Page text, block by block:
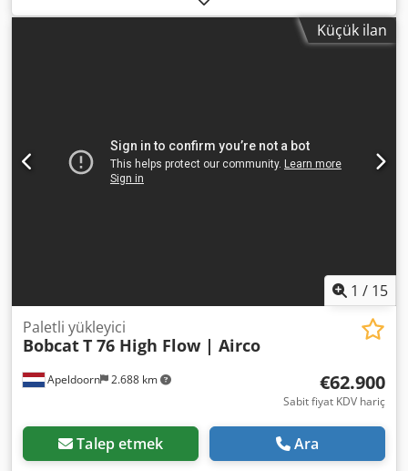
2008, çalışma saatleri:4.871 h, Donanım:kabin, palet
, BOBCAT T2250 Teleskopik Yükleyici Üretim Yılı:
hidrolik devre - Dört çeker - 3 farklı direksiyon modu -
Joystick ile kontrol - Geri görüş kamerası - Isıtma sistemi
olan kabin - Sinyal lambaları olan aydınlatma sistemi -
Küçük ilan
1 / 15
Apeldoorn 2.688 km
Paletli yükleyici
BobcatT 76 High Flow | Airco
€62.900
Sabit fiyat KDV hariç
Talep etmek Ara